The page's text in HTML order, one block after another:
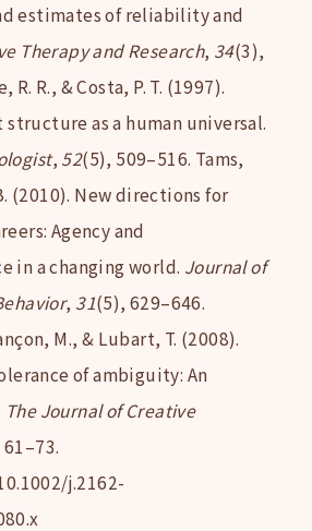
estimates of reliability and
Therapy and Research, 34(3),
R. R., & Costa, P. T. (1997).
as a human universal.
, 52(5), 509–516. Tams,
(2010). New directions for
Agency and
in a changing world. Journal of
, 31(5), 629–646.
M., & Lubart, T. (2008).
of ambiguity: An
The Journal of Creative
j.2162-